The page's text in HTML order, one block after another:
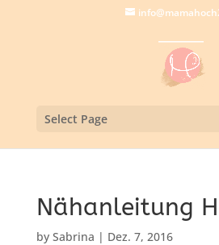
Select Page
Nähanleitung
by Sabrina | Dez. 7, 2016